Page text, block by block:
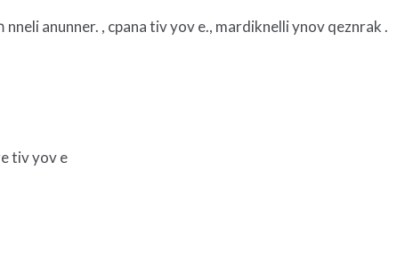
anunner. , cpana tiv yov e., mardiknelli ynov qeznrak .
tiv yov e